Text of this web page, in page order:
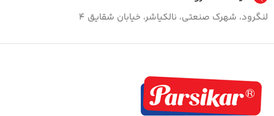
لنگرود، شهرک صنعتی، نالکیاشر، خیابان شقایق ۴